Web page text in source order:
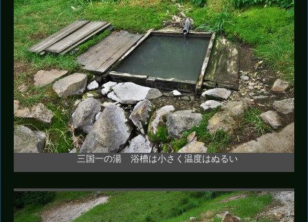
三国一の湯 浴槽は小さく温度はぬるい